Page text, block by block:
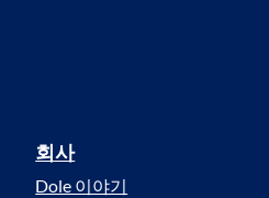
회사
Dole 이야기